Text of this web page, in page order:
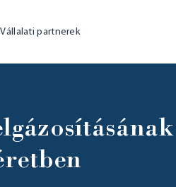
Vállalati partnerek